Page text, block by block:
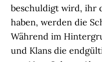
beschuldigt wird, ihr
haben, werden die
Während im
und Klans die